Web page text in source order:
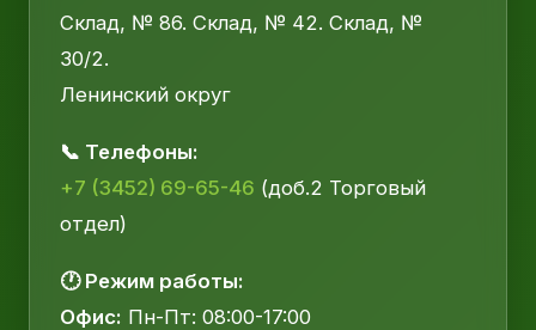
Склад, № 86. Склад, № 42. Склад, №
30/2.
Ленинский округ
📞 Телефоны:
+7 (3452) 69-65-46 (доб.2 Торговый
отдел)
🕐 Режим работы:
Офис: Пн-Пт: 08:00-17:00